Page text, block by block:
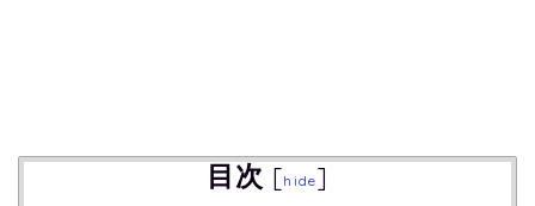
目次 [hide]